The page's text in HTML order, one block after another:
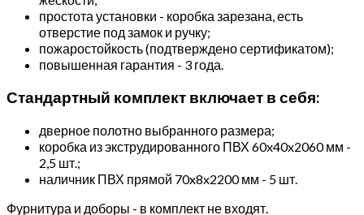
простота установки - коробка зарезана, есть
отверстие под замок и ручку;
пожаростойкость (подтверждено сертификатом);
повышенная гарантия - 3 года.
Стандартный комплект включает в себя:
дверное полотно выбранного размера;
коробка из экструдированного ПВХ 60x40x2060 мм -
2,5 шт.;
наличник ПВХ прямой 70x8x2200 мм - 5 шт.
Фурнитура и доборы - в комплект не входят.